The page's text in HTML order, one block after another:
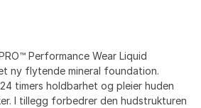
Performance Wear Liquid
ny flytende mineral foundation.
timers holdbarhet og pleier huden
I tillegg forbedrer den hudstrukturen